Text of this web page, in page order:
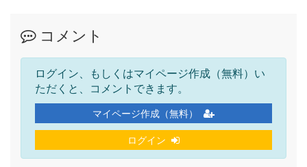
コメント
ログイン、もしくはマイページ作成（無料）い
ただくと、コメントできます。
マイページ作成（無料）
ログイン